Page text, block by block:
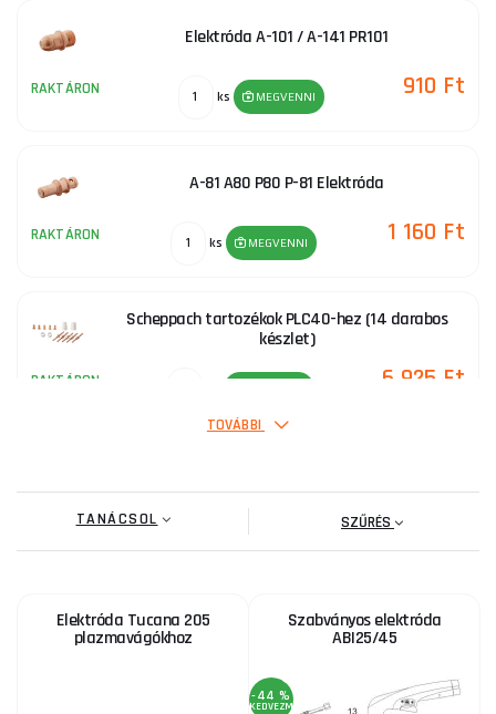
Elektróda A-101 / A-141 PR101
RAKTÁRON ks MEGVENNI 910 Ft
A-81 A80 P80 P-81 Elektróda
RAKTÁRON ks MEGVENNI 1 160 Ft
Scheppach tartozékok PLC40-hez (14 darabos
készlet)
RAKTÁRON 6 925 Ft
RAKTÁRON MEGVENNI 1 230 Ft
PANTERMAX® PanterWeld®4v1 200 SG-55
elektróda
MEGVENNI
TOVÁBBI
TANÁCSOL SZŰRÉS
Elektróda Tucana 205
plazmavágókhoz
Szabványos elektróda
ABI25/45
-44 %
KEDVEZMÉNY